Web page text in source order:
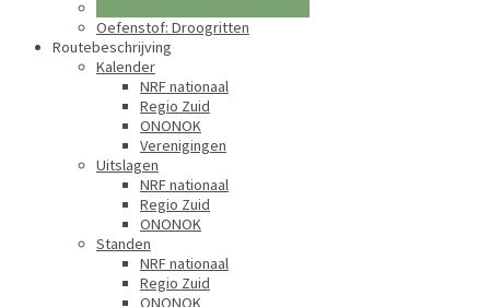
Oefenstof: Droogritten
Routebeschrijving
Kalender
NRF nationaal
Regio Zuid
ONONOK
Verenigingen
Uitslagen
NRF nationaal
Regio Zuid
ONONOK
Standen
NRF nationaal
Regio Zuid
ONONOK